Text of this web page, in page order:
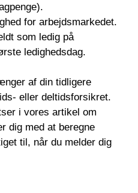
for arbejdsmarkedet.
som ledig på
ledighedsdag.
af din tidligere
eller deltidsforsikret.
i vores artikel om
dig med at beregne
til, når du melder dig